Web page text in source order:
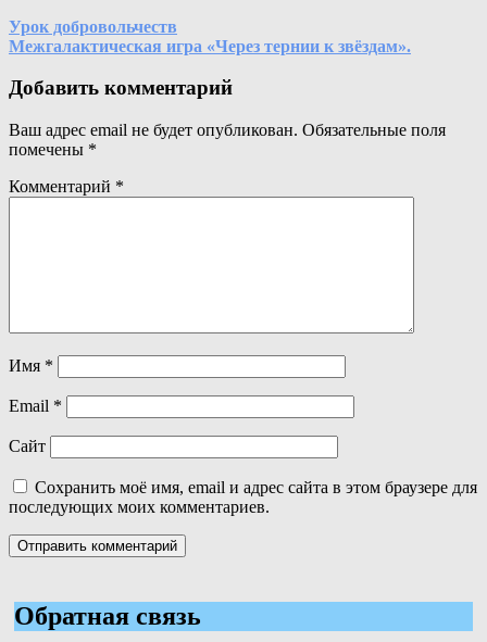
Навигация
по
записям
Урок добровольчеств
Межгалактическая игра «Через тернии к звёздам».
Добавить комментарий
Ваш адрес email не будет опубликован. Обязательные поля
помечены *
Комментарий *
Имя *
Email *
Сайт
Сохранить моё имя, email и адрес сайта в этом браузере для
последующих моих комментариев.
Обратная связь